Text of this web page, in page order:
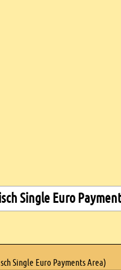
Single Euro Payments Area)